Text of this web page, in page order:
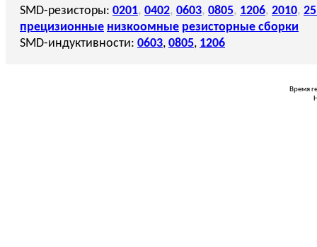
SMD-резисторы: 0201, 0402, 0603, 0805, 1206, 2010,
прецизионные низкоомные резисторные сборки
SMD-индуктивности: 0603, 0805, 1206
Время